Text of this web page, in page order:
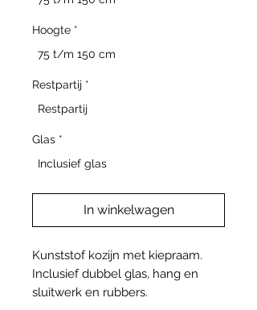
Hoogte *
75 t/m 150 cm
Restpartij *
Restpartij
Glas *
Inclusief glas
In winkelwagen
Kunststof kozijn met kiepraam.
Inclusief dubbel glas, hang en
sluitwerk en rubbers.